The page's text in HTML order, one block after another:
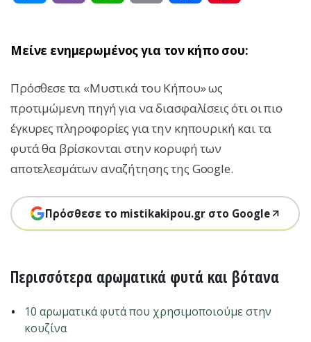
Μείνε ενημερωμένος για τον κήπο σου:
Πρόσθεσε τα «Μυστικά του Κήπου» ως
προτιμώμενη πηγή για να διασφαλίσεις ότι οι πιο
έγκυρες πληροφορίες για την κηπουρική και τα
φυτά θα βρίσκονται στην κορυφή των
αποτελεσμάτων αναζήτησης της Google.
Πρόσθεσε το mistikakipou.gr στο Google
Περισσότερα αρωματικά φυτά και βότανα
10 αρωματικά φυτά που χρησιμοποιούμε στην
κουζίνα